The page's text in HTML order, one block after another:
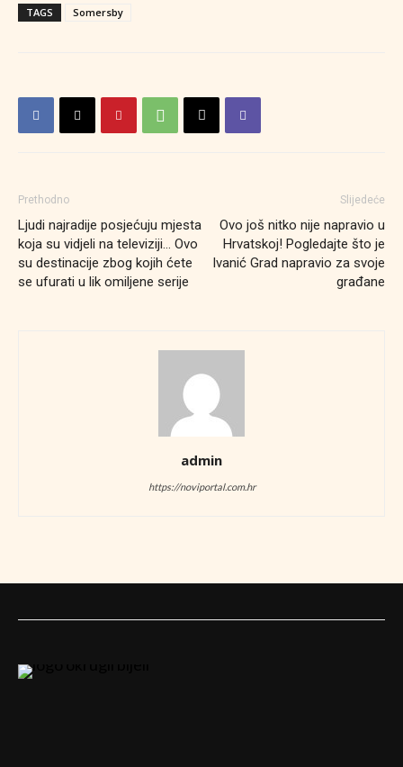
TAGS Somersby
Prethodno
Ljudi najradije posjećuju mjesta
koja su vidjeli na televiziji… Ovo
su destinacije zbog kojih ćete
se ufurati u lik omiljene serije
Slijedeće
Ovo još nitko nije napravio u
Hrvatskoj! Pogledajte što je
Ivanić Grad napravio za svoje
građane
admin
https://noviportal.com.hr